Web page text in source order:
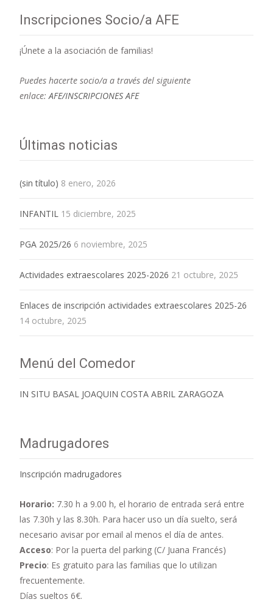
Inscripciones Socio/a AFE
¡Únete a la asociación de familias!
Puedes hacerte socio/a a través del siguiente
enlace:AFE/INSCRIPCIONES AFE
Últimas noticias
(sin título) 8 enero, 2026
INFANTIL 15 diciembre, 2025
PGA 2025/26 6 noviembre, 2025
Actividades extraescolares 2025-2026 21 octubre, 2025
Enlaces de inscripción actividades extraescolares 2025-26
14 octubre, 2025
Menú del Comedor
IN SITU BASAL JOAQUIN COSTA ABRIL ZARAGOZA
Madrugadores
Inscripción madrugadores
Horario: 7.30 h a 9.00 h, el horario de entrada será entre
las 7.30h y las 8.30h. Para hacer uso un día suelto, será
necesario avisar por email al menos el día de antes.
Acceso: Por la puerta del parking (C/ Juana Francés)
Precio: Es gratuito para las familias que lo utilizan
frecuentemente.
Días sueltos 6€.